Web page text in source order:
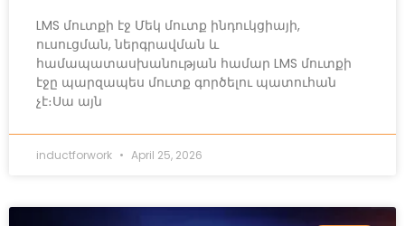
LMS մուտքի էջ Մեկ մուտք ինդուկցիայի,
ուսուցման, ներգրավման և
համապատասխանության համար LMS մուտքի
էջը պարզապես մուտք գործելու պատուհան
չէ։Սա այն
inductforwork April 25, 2026